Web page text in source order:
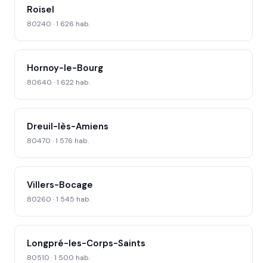
Roisel
80240 · 1 626 hab.
Hornoy-le-Bourg
80640 · 1 622 hab.
Dreuil-lès-Amiens
80470 · 1 576 hab.
Villers-Bocage
80260 · 1 545 hab.
Longpré-les-Corps-Saints
80510 · 1 500 hab.